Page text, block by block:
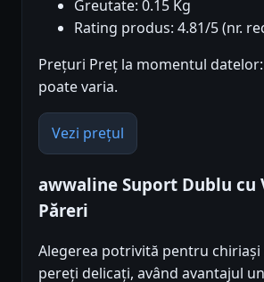
Greutate: 0.15 Kg
Rating produs: 4.81/5 (nr.
Prețuri Preț la momentul datelor:
poate varia.
Vezi prețul
awwaline Suport Dublu cu
Păreri
Alegerea potrivită pentru chiriași
pereți delicați, având avantajul